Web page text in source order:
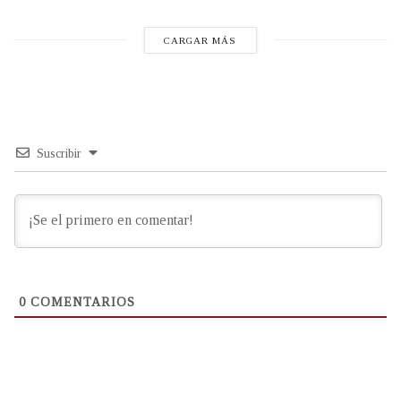
CARGAR MÁS
Suscribir
0 COMENTARIOS